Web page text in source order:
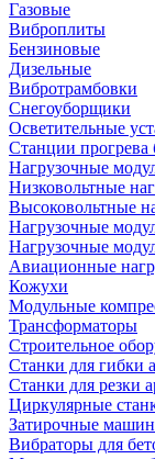
Газовые
Виброплиты
Бензиновые
Дизельные
Вибротрамбовки
Снегоуборщики
Осветительные
Станции прогрева
Нагрузочные
Низковольтные
Высоковольтные
Нагрузочные
Нагрузочные
Авиационные
Кожухи
Модульные
Трансформаторы
Строительное
Станки для гибки
Станки для резки
Циркулярные
Затирочные
Вибраторы для